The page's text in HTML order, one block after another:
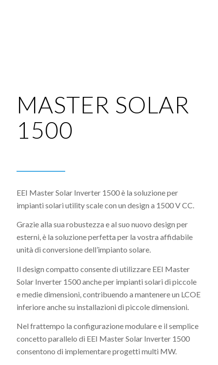
MASTER SOLAR
1500
EEI Master Solar Inverter 1500 è la soluzione per
impianti solari utility scale con un design a 1500 V CC.
Grazie alla sua robustezza e al suo nuovo design per
esterni, è la soluzione perfetta per la vostra affidabile
unità di conversione dell’impianto solare.
Il design compatto consente di utilizzare EEI Master
Solar Inverter 1500 anche per impianti solari di piccole
e medie dimensioni, contribuendo a mantenere un LCOE
inferiore anche su installazioni di piccole dimensioni.
Nel frattempo la configurazione modulare e il semplice
concetto parallelo di EEI Master Solar Inverter 1500
consentono di implementare progetti multi MW.